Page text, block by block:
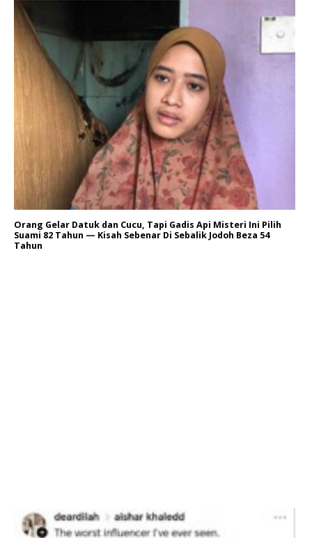
Orang Gelar Datuk dan Cucu, Tapi Gadis Api Misteri Ini Pilih
Suami 82 Tahun — Kisah Sebenar Di Sebalik Jodoh Beza 54
Tahun